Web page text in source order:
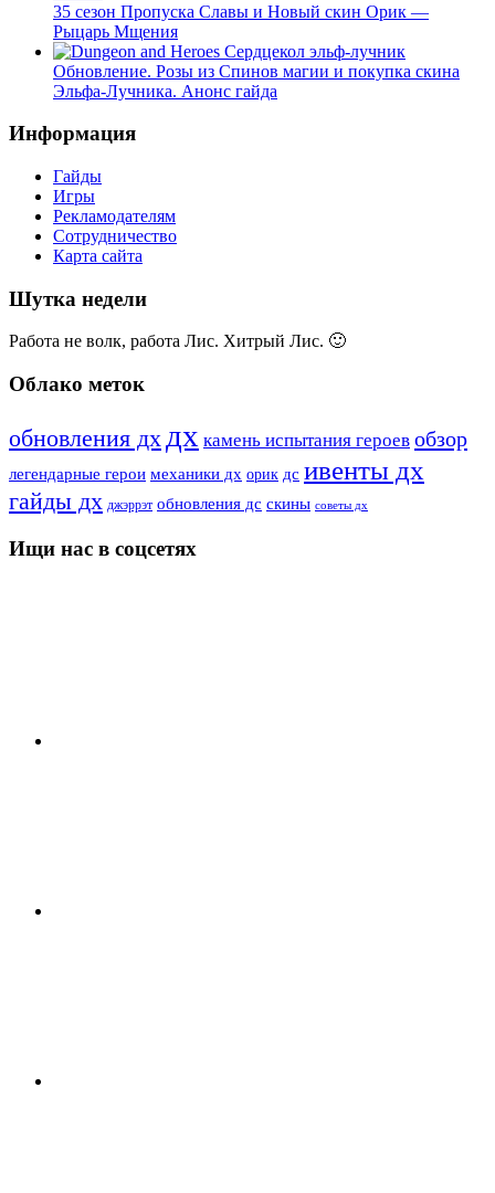
35 сезон Пропуска Славы и Новый скин Орик —
Рыцарь Мщения
Обновление. Розы из Спинов магии и покупка скина
Эльфа-Лучника. Анонс гайда
Информация
Гайды
Игры
Рекламодателям
Сотрудничество
Карта сайта
Шутка недели
Работа не волк, работа Лис. Хитрый Лис. 🙂
Облако меток
обновления дх дх камень испытания героев обзор
легендарные герои механики дх орик дс ивенты дх
гайды дх джэррэт обновления дс скины советы дх
Ищи нас в соцсетях